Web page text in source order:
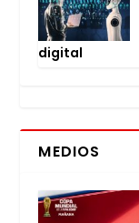
digi­tal
MEDIOS